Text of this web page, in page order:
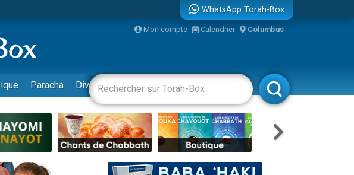
Pour les Enfants
un appartement insalubre
WhatsApp Torah-Box
Mon compte Calendrier Columbus
Paracha Divertissements Livres Rabbanim